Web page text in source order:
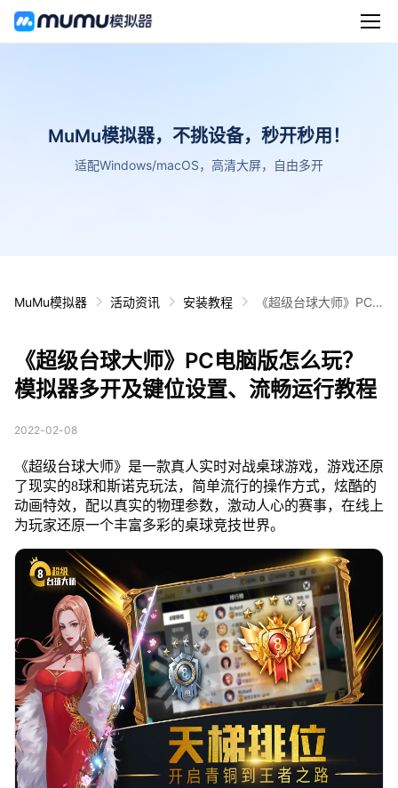
MuMu模拟器，不挑设备，秒开秒用！
适配Windows/macOS，高清大屏，自由多开
MuMu模拟器 活动资讯 安装教程
《超级台球大师》PC
运行教程
《超级台球大师》PC电脑版怎么玩？
模拟器多开及键位设置、流畅运行教程
2022-02-08
《超级台球大师》是一款真人实时对战桌球游戏，游戏还原
了现实的8球和斯诺克玩法，简单流行的操作方式，炫酷的
动画特效，配以真实的物理参数，激动人心的赛事，在线上
为玩家还原一个丰富多彩的桌球竞技世界。